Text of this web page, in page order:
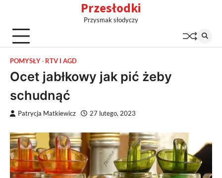
content
Przesłodki
Przysmak słodyczy
POMYSŁY RTV I AGD
Ocet jabłkowy jak pić żeby
schudnąć
Patrycja Matkiewicz 27 lutego, 2023